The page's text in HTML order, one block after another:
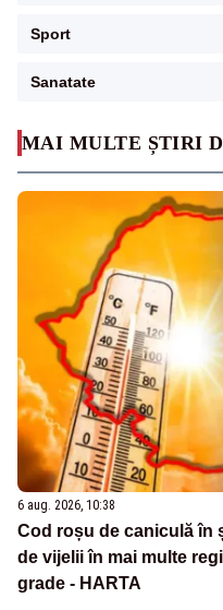
MAI MULTE ȘTIRI
6 aug. 2026, 10:38
Cod roșu de caniculă în
de vijelii în mai multe
grade - HARTA
Sport
Sanatate